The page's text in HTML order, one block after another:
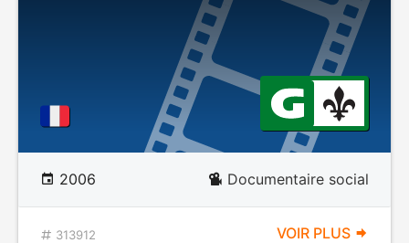
2006 Documentaire social
313912 VOIR PLUS